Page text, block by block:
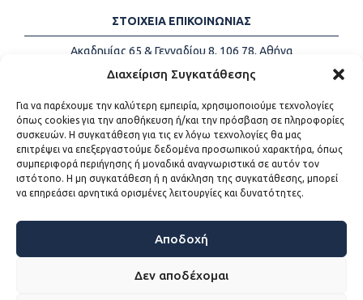
Διαχείριση Συγκατάθεσης
Για να παρέχουμε την καλύτερη εμπειρία, χρησιμοποιούμε τεχνολογίες
όπως cookies για την αποθήκευση ή/και την πρόσβαση σε πληροφορίες
συσκευών. Η συγκατάθεση για τις εν λόγω τεχνολογίες θα μας
επιτρέψει να επεξεργαστούμε δεδομένα προσωπικού χαρακτήρα, όπως
συμπεριφορά περιήγησης ή μοναδικά αναγνωριστικά σε αυτόν τον
ιστότοπο. Η μη συγκατάθεση ή η ανάκληση της συγκατάθεσης, μπορεί
να επηρεάσει αρνητικά ορισμένες λειτουργίες και δυνατότητες.
Αποδοχή
Δεν αποδέχομαι
ΣΤΟΙΧΕΙΑ ΕΠΙΚΟΙΝΩΝΙΑΣ
Ακαδημίας 65 & Γενναδίου 8, 106 78, Αθήνα
Τηλέφωνα:
+30 213-2147500
Email:
info@kede.gr
ΧΡΗΣΙΜΟΙ ΣΥΝΔΕΣΜΟΙ
Η ΚΕΔΕ
Sitemap
Προσβασιμότητα
Όροι χρήσης